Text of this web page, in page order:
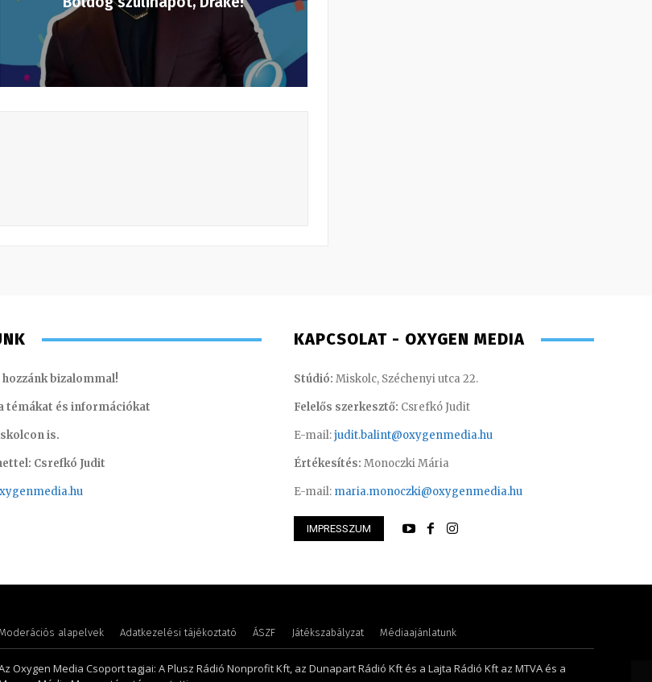
Varga László – operatőr-vágó
bizalommal!
témákat és információkat
is.
Csrefkó Judit
nmedia.hu
KAPCSOLAT - OXYGEN MEDIA
Stúdió: Miskolc, Széchenyi utca 22.
Felelős szerkesztő: Csrefkó Judit
E-mail:judit.balint@oxygenmedia.hu
Értékesítés: Monoczki Mária
E-mail: maria.monoczki@oxygenmedia.hu
IMPRESSZUM
alapelvek Adatkezelési tájékoztató ÁSZF Játékszabályzat Médiaajánlatunk
Oxygen Media Csoport tagjai: A Plusz Rádió Nonprofit Kft, az Dunapart Rádió Kft és a Lajta Rádió Kft az MTVA és a